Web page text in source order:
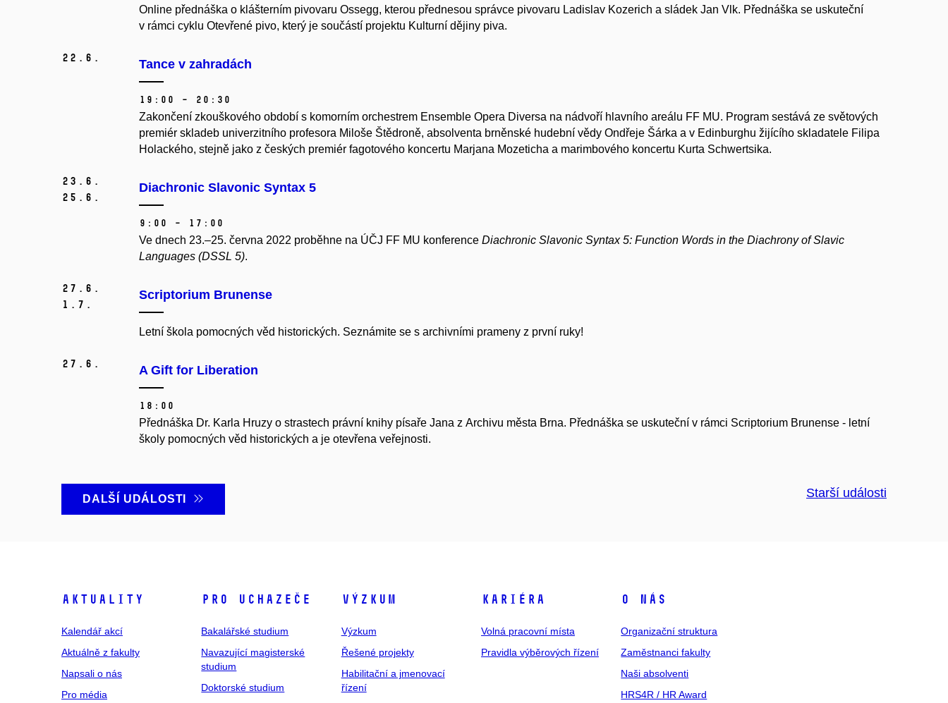
Online přednáška o klášterním pivovaru Ossegg, kterou přednesou správce pivovaru Ladislav Kozerich a sládek Jan Vlk. Přednáška se uskuteční
v rámci cyklu Otevřené pivo, který je součástí projektu Kulturní dějiny piva.
22. 6. Tance v zahradách
19:00 – 20:30
Zakončení zkouškového období s komorním orchestrem Ensemble Opera Diversa na nádvoří hlavního areálu FF MU. Program sestává ze světových
premiér skladeb univerzitního profesora Miloše Štědroně, absolventa brněnské hudební vědy Ondřeje Šárka a v Edinburghu žijícího skladatele Filipa
Holackého, stejně jako z českých premiér fagotového koncertu Marjana Mozeticha a marimbového koncertu Kurta Schwertsika.
23. 6.
25. 6.
Diachronic Slavonic Syntax 5
9:00 – 17:00
Ve dnech 23.–25. června 2022 proběhne na ÚČJ FF MU konference Diachronic Slavonic Syntax 5: Function Words in the Diachrony of Slavic
Languages (DSSL 5).
27. 6.
1. 7.
Scriptorium Brunense
Letní škola pomocných věd historických. Seznámite se s archivními prameny z první ruky!
27. 6. A Gift for Liberation
18:00
Přednáška Dr. Karla Hruzy o strastech právní knihy písaře Jana z Archivu města Brna. Přednáška se uskuteční v rámci Scriptorium Brunense - letní
školy pomocných věd historických a je otevřena veřejnosti.
DALŠÍ UDÁLOSTI Starší události
Aktuality
Kalendář akcí
Aktuálně z fakulty
Napsali o nás
Pro média
Pro uchazeče
Bakalářské studium
Navazující magisterské
studium
Doktorské studium
Výzkum
Výzkum
Řešené projekty
Habilitační a jmenovací
řízení
Kariéra
Volná pracovní místa
Pravidla výběrových řízení
O nás
Organizační struktura
Zaměstnanci fakulty
Naši absolventi
HRS4R / HR Award